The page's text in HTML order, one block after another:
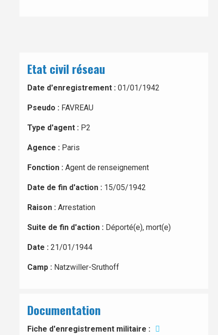
Etat civil réseau
Date d'enregistrement : 01/01/1942
Pseudo : FAVREAU
Type d'agent : P2
Agence : Paris
Fonction : Agent de renseignement
Date de fin d'action : 15/05/1942
Raison : Arrestation
Suite de fin d'action : Déporté(e), mort(e)
Date : 21/01/1944
Camp : Natzwiller-Sruthoff
Documentation
Fiche d'enregistrement militaire :